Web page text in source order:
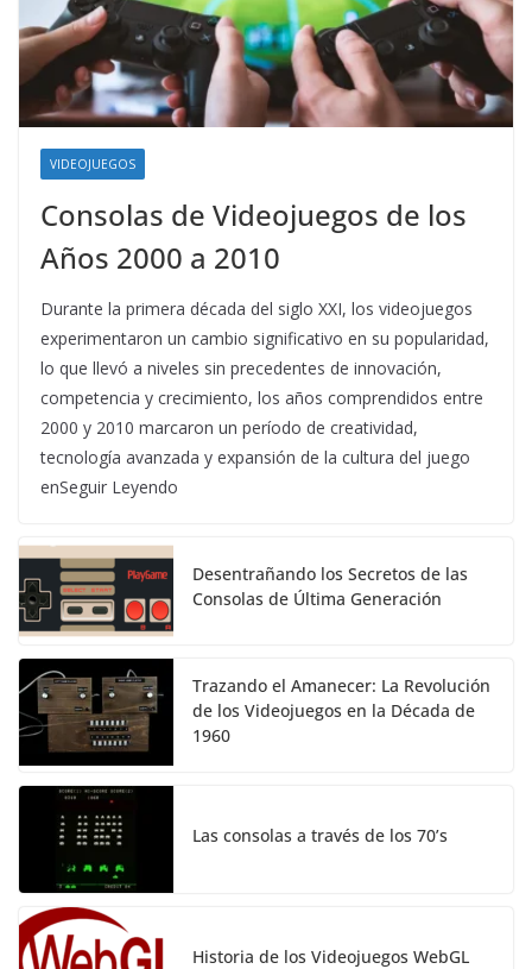
VIDEOJUEGOS
Consolas de Videojuegos de los
Años 2000 a 2010
Durante la primera década del siglo XXI, los videojuegos
experimentaron un cambio significativo en su popularidad,
lo que llevó a niveles sin precedentes de innovación,
competencia y crecimiento, los años comprendidos entre
2000 y 2010 marcaron un período de creatividad,
tecnología avanzada y expansión de la cultura del juego
enSeguir Leyendo
Desentrañando los Secretos de las
Consolas de Última Generación
Trazando el Amanecer: La Revolución
de los Videojuegos en la Década de
1960
Las consolas a través de los 70’s
Historia de los Videojuegos WebGL